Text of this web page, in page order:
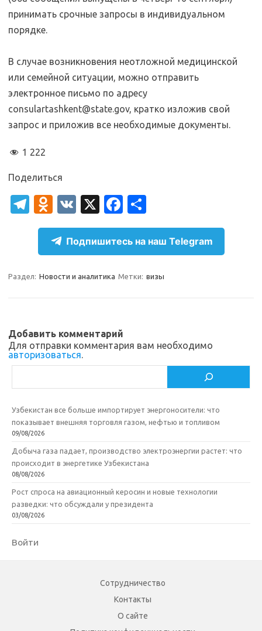
принимать срочные запросы в индивидуальном
порядке.
В случае возникновения неотложной медицинской
или семейной ситуации, можно отправить
электронное письмо по адресу
consulartashkent@state.gov, кратко изложив свой
запрос и приложив все необходимые документы.
1 222
Поделиться
T
el
gr
a
O
d
n
o
kl
ik
i
V
K
X
Fa
c
e
b
o
т
п
р
а
ь
Подпишитесь на наш Telegram
Раздел: Новости и аналитика Метки: визы
Добавить комментарий
Для отправки комментария вам необходимо
авторизоваться.
Узбекистан все больше импортирует энергоносители: что
показывает внешняя торговля газом, нефтью и топливом
09/08/2026
Добыча газа падает, производство электроэнергии растет: что
происходит в энергетике Узбекистана
08/08/2026
Рост спроса на авиационный керосин и новые технологии
разведки: что обсуждали у президента
03/08/2026
Войти
Сотрудничество
Контакты
О сайте